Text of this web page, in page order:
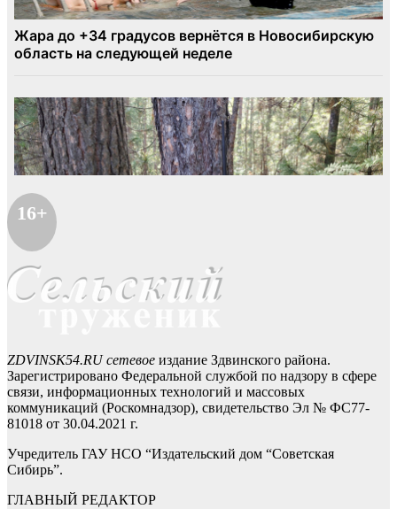
16+
ZDVINSK54.RU сетевое издание Здвинского района.
Зарегистрировано Федеральной службой по надзору в сфере
связи, информационных технологий и массовых
коммуникаций (Роскомнадзор), свидетельство Эл № ФС77-
81018 от 30.04.2021 г.
Учредитель ГАУ НСО “Издательский дом “Советская
Сибирь”.
ГЛАВНЫЙ РЕДАКТОР